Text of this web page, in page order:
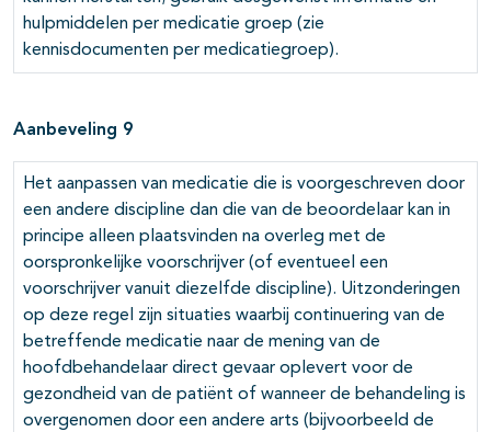
hulpmiddelen per medicatie groep (zie
kennisdocumenten per medicatiegroep).
Aanbeveling 9
Het aanpassen van medicatie die is voorgeschreven door
een andere discipline dan die van de beoordelaar kan in
principe alleen plaatsvinden na overleg met de
oorspronkelijke voorschrijver (of eventueel een
voorschrijver vanuit diezelfde discipline). Uitzonderingen
op deze regel zijn situaties waarbij continuering van de
betreffende medicatie naar de mening van de
hoofdbehandelaar direct gevaar oplevert voor de
gezondheid van de patiënt of wanneer de behandeling is
overgenomen door een andere arts (bijvoorbeeld de